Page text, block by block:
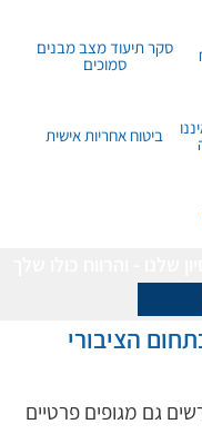
סקר תיעוד מצב מבנים
סמוכים
ביטוח אחריות אישית
הציבורי
גם מגופים פרטיים